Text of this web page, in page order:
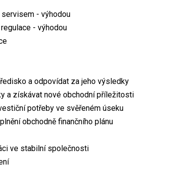
- výhodou
- výhodou
a odpovídat za jeho výsledky
a získávat nové obchodní příležitosti
potřeby ve svěřeném úseku
obchodně finančního plánu
ve stabilní společnosti